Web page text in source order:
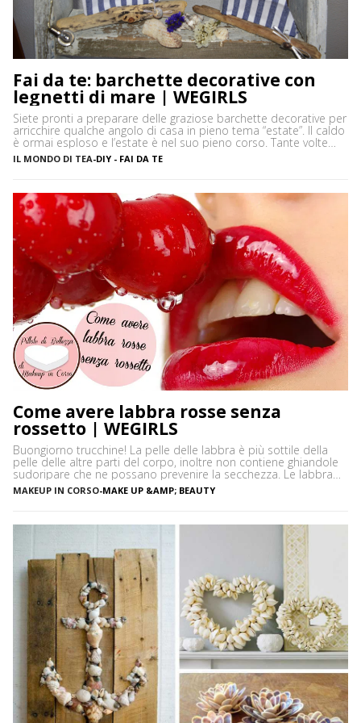
Fai da te: barchette decorative con
legnetti di mare | WEGIRLS
Siete pronti a preparare delle graziose barchette decorative per
arricchire qualche angolo di casa in pieno tema “estate”. Il caldo
è ormai esploso e l’estate è nel suo pieno corso. Tante volte
capita, soprattutto se si sta al mare per lunghi periodi, di
annoiarsi un po’ in spiaggia. Non so voi, ma personalmente
IL MONDO DI TEA-DIY - FAI DA TE
Come avere labbra rosse senza
rossetto | WEGIRLS
Buongiorno trucchine! La pelle delle labbra è più sottile della
pelle delle altre parti del corpo, inoltre non contiene ghiandole
sudoripare che ne possano prevenire la secchezza. Le labbra
sono sensibili alle aggressioni ambientali e spesso possono
diventare scure o sbiadite soprattutto a causa dell’esposizione
MAKEUP IN CORSO-MAKE UP &AMP; BEAUTY